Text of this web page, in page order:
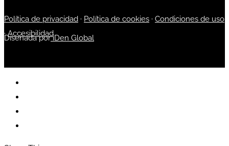
Política de privacidad · Política de cookies · Condiciones de uso
·Accesibilidad
Diseñada poriDen Global